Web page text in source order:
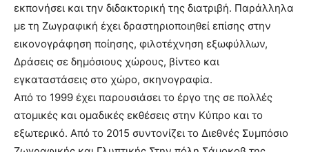
εκπονήσει και την διδακτορική της διατριβή. Παράλληλα
με τη Ζωγραφική έχει δραστηριοποιηθεί επίσης στην
εικονογράφηση ποίησης, φιλοτέχνηση εξωφύλλων,
Δράσεις σε δημόσιους χώρους, βίντεο και
εγκαταστάσεις στο χώρο, σκηνογραφία.
Από το 1999 έχει παρουσιάσει το έργο της σε πολλές
ατομικές και ομαδικές εκθέσεις στην Κύπρο και το
εξωτερικό. Από το 2015 συντονίζει το Διεθνές Συμπόσιο